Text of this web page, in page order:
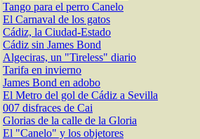
Tango para el perro Canelo
El Carnaval de los gatos
Cádiz, la Ciudad-Estado
Cádiz sin James Bond
Algeciras, un "Tireless" diario
Tarifa en invierno
James Bond en adobo
El Metro del gol de Cádiz a Sevilla
007 disfraces de Cai
Glorias de la calle de la Gloria
El "Canelo" y los objetores